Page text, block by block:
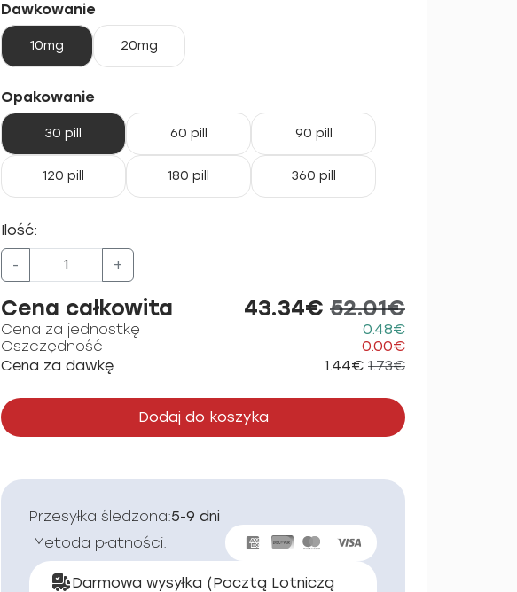
Dawkowanie
10mg 20mg
Opakowanie
30 pill 60 pill 90 pill
120 pill 180 pill 360 pill
Ilość:
- +
Cena całkowita 43.34€ 52.01€
Cena za jednostkę
0.48€
Oszczędność
0.00€
Cena za dawkę
1.44€ 1.73€
Dodaj do koszyka
Przesyłka śledzona:5-9 dni
Metoda płatności:
Darmowa wysyłka (Pocztą Lotniczą